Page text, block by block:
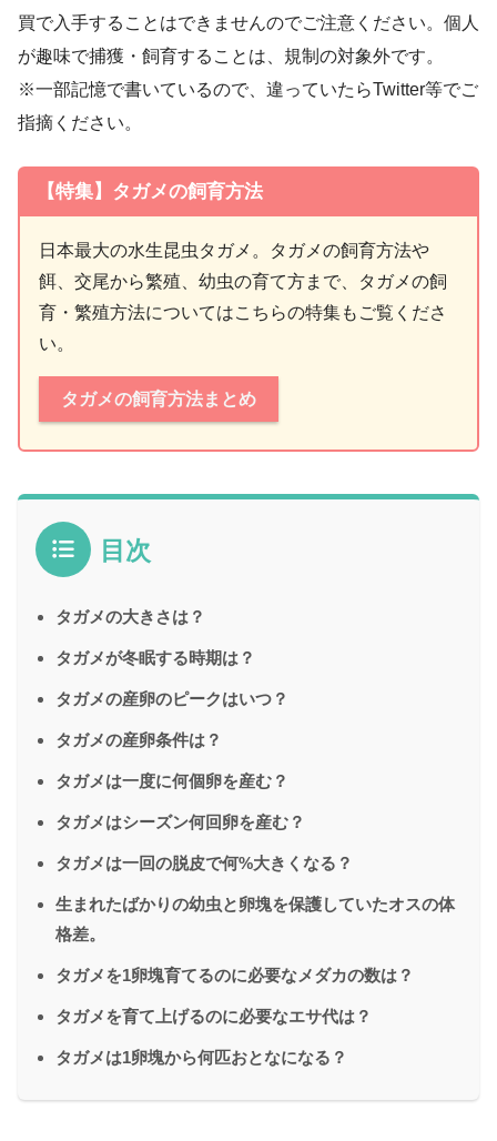
買で入手することはできませんのでご注意ください。個人
が趣味で捕獲・飼育することは、規制の対象外です。
※一部記憶で書いているので、違っていたらTwitter等でご
指摘ください。
【特集】タガメの飼育方法
日本最大の水生昆虫タガメ。タガメの飼育方法や
餌、交尾から繁殖、幼虫の育て方まで、タガメの飼
育・繁殖方法についてはこちらの特集もご覧くださ
い。
タガメの飼育方法まとめ
目次
タガメの大きさは？
タガメが冬眠する時期は？
タガメの産卵のピークはいつ？
タガメの産卵条件は？
タガメは一度に何個卵を産む？
タガメはシーズン何回卵を産む？
タガメは一回の脱皮で何%大きくなる？
生まれたばかりの幼虫と卵塊を保護していたオスの体
格差。
タガメを1卵塊育てるのに必要なメダカの数は？
タガメを育て上げるのに必要なエサ代は？
タガメは1卵塊から何匹おとなになる？